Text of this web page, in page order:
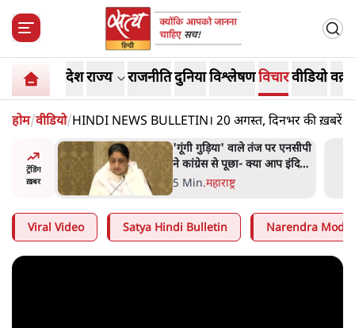
देशराज्य राजनीतिदुनियाविश्लेषणविचारवीडियो
होम/वीडियो/HINDI NEWS BULLETIN। 20 अगस्त, दिनभर की ख़बरें
ट्रेंडिंग
ख़बर
ने
से जेन
'गूंगी गुड़िया' वाले तंज पर एनसीपी
ने कांग्रेस से पूछा- क्या आप इंदिरा
गांधी का अपमान सही मानते हैं?
5 Min.महाराष्ट्र
Viral Video Satya Hindi Bulletin Narendra Modi